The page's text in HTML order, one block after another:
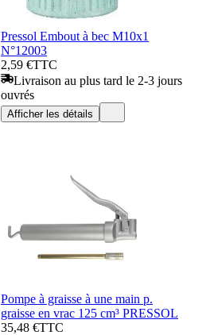
Pressol Embout à bec M10x1
N°12003
2,59 €TTC
Livraison au plus tard le 2-3 jours
ouvrés
Afficher les détails
Pompe à graisse à une main p.
graisse en vrac 125 cm³ PRESSOL
35,48 €TTC